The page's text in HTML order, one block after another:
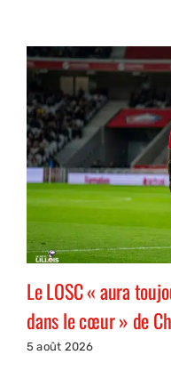
Le LOSC « aura
dans le cœur » de
5 août 2026